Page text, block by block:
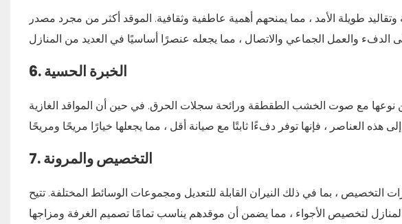
طويلة الأمد ، مما يمنحهم أهمية عاطفية وثقافية. الموقد أكثر من مجرد مصدر
6.الخبرة الحسية
نوعها مع صوت الخشب الطقطقة ورائحة سجلات الحرق. في حين أن المواقد الغازية
7.التخصيص والمرونة
التخصيص ، بما في ذلك النيران القابلة للتعديل ومجموعات الوسائط المختلفة. تتيح